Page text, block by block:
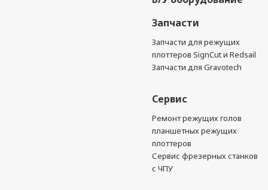
Запчасти
Запчасти для режущих
плоттеров SignCut и Redsail
Запчасти для Gravotech
Сервис
Ремонт режущих голов
планшетных режущих
плоттеров
Сервис фрезерных станков
с ЧПУ